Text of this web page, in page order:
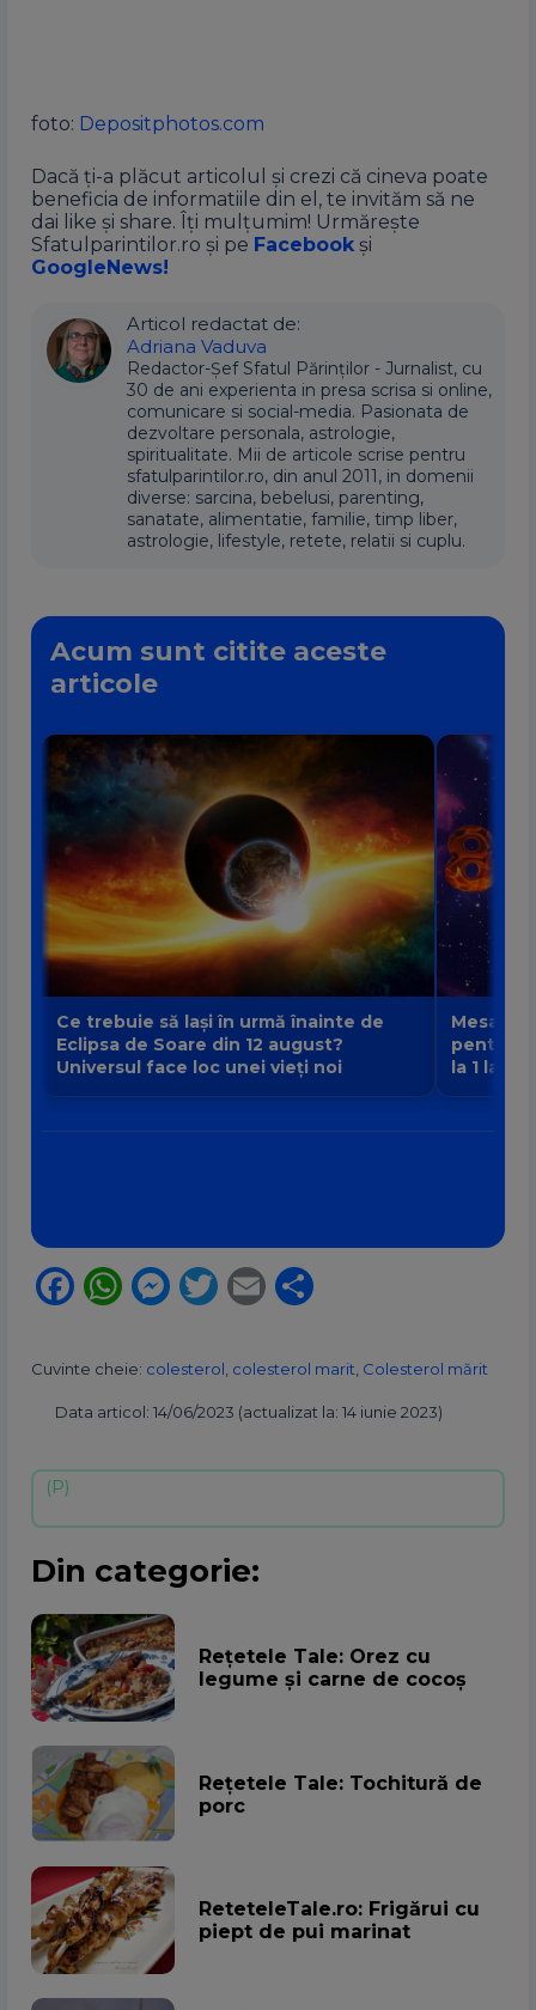
foto: Depositphotos.com
Dacă ți-a plăcut articolul și crezi că cineva poate
beneficia de informatiile din el, te invităm să ne
dai like și share. Îți mulțumim! Urmărește
Sfatulparintilor.ro și pe Facebook și
GoogleNews!
Articol redactat de:
Adriana Vaduva
Redactor-Șef Sfatul Părinților - Jurnalist, cu
30 de ani experienta in presa scrisa si online,
comunicare si social-media. Pasionata de
dezvoltare personala, astrologie,
spiritualitate. Mii de articole scrise pentru
sfatulparintilor.ro, din anul 2011, in domenii
diverse: sarcina, bebelusi, parenting,
sanatate, alimentatie, familie, timp liber,
astrologie, lifestyle, retete, relatii si cuplu.
Acum sunt citite aceste
articole
Ce trebuie să lași în urmă înainte de
Eclipsa de Soare din 12 august?
Universul face loc unei vieți noi
Mesajul
pentru
la 1 la 9
Facebook
WhatsApp
Messenger
Twitter
Email
Cuvinte cheie: colesterol colesterol marit Colesterol mărit
Data articol: 14/06/2023 (actualizat la: 14 iunie 2023)
Din categorie:
Rețetele Tale: Orez cu
legume și carne de cocoș
Rețetele Tale: Tochitură de
porc
ReteteleTale.ro: Frigărui cu
piept de pui marinat